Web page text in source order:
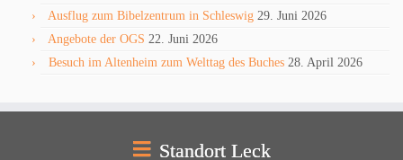
Ausflug zum Bibelzentrum in Schleswig 29. Juni 2026
Angebote der OGS 22. Juni 2026
Besuch im Altenheim zum Welttag des Buches 28. April 2026
Standort Leck